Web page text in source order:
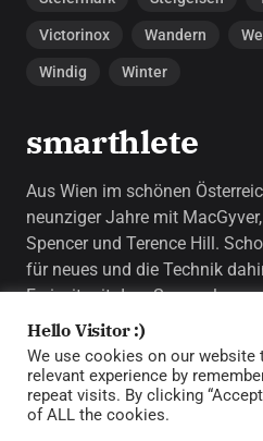
smarthlete
Aus Wien im schönen
neunziger Jahre mit
Spencer und Terence Hill.
für neues und die Technik
Freizeit mit dem Sammeln
Berggipfeln.
Victorinox Wandern
Windig Winter
Hello Visitor :)
We use cookies on our website
relevant experience by
repeat visits. By clicking
of ALL the cookies.